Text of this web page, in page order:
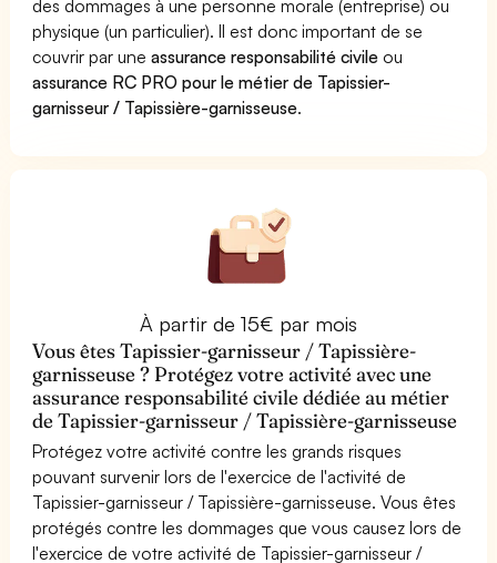
des dommages à une personne morale (entreprise) ou
physique (un particulier). Il est donc important de se
couvrir par uneassurance responsabilité civile ou
assurance RC PRO pour le métier de Tapissier-
garnisseur / Tapissière-garnisseuse.
À partir de 15€ par mois
Vous êtes Tapissier-garnisseur / Tapissière-
garnisseuse ? Protégez votre activité avec une
assurance responsabilité civile dédiée au métier
de Tapissier-garnisseur / Tapissière-garnisseuse
Protégez votre activité contre les grands risques
pouvant survenir lors de l'exercice de l'activité de
Tapissier-garnisseur / Tapissière-garnisseuse. Vous êtes
protégés contre les dommages que vous causez lors de
l'exercice de votre activité de Tapissier-garnisseur /